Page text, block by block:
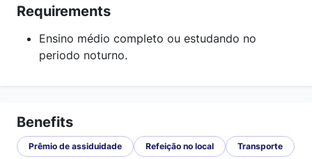
Requirements
Ensino médio completo ou estudando no
periodo noturno.
Benefits
Prêmio de assiduidade Refeição no local Transporte